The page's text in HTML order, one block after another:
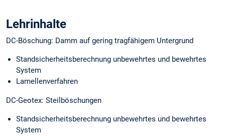
Lehrinhalte
DC-Böschung: Damm auf gering tragfähigem Untergrund
Standsicherheitsberechnung unbewehrtes und bewehrtes
System
Lamellenverfahren
DC-Geotex: Steilböschungen
Standsicherheitsberechnung unbewehrtes und bewehrtes
System